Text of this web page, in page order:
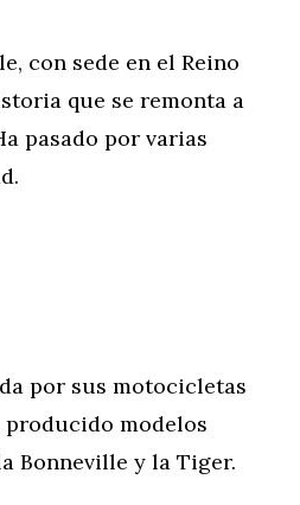
con sede en el Reino
que se remonta a
pasado por varias
por sus motocicletas
modelos
Bonneville y la Tiger.